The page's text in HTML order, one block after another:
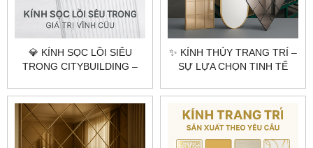
💎 KÍNH SỌC LỒI SIÊU
TRONG CITYBUILDING –
SÁNG VÀ ĐỘ SÂU KHÔNG
GIAN
✨ KÍNH THỦY TRANG TRÍ –
SỰ LỰA CHỌN TINH TẾ
ĐẠI